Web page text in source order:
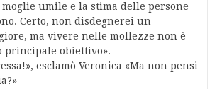
moglie umile e la stima delle persone
Certo, non disdegnerei un
ma vivere nelle mollezze non è
principale obiettivo».
esclamò Veronica «Ma non pensi